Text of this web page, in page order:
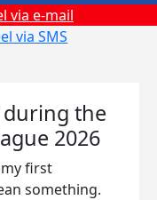
via e-mail
via SMS
the
2026
first
something.